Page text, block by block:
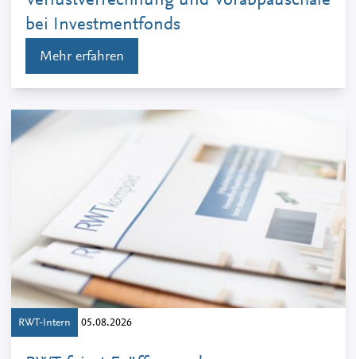
bei Investmentfonds
Mehr erfahren
RWT-Intern 05.08.2026